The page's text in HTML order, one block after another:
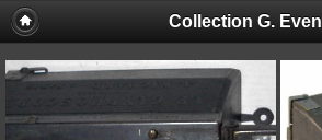
Collection G. Even